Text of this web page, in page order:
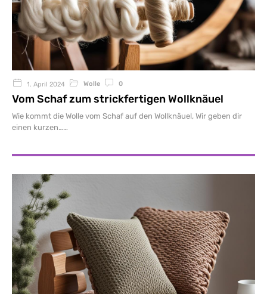
1. April 2024 Wolle 0
Vom Schaf zum strickfertigen Wollknäuel
Wie kommt die Wolle vom Schaf auf den Wollknäuel, Wir geben dir
einen kurzen…